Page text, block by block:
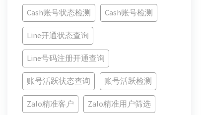
Cash账号状态检测 Cash账号检测
Line开通状态查询
Line号码注册开通查询
账号活跃状态查询 账号活跃检测
Zalo精准客户 Zalo精准用户筛选